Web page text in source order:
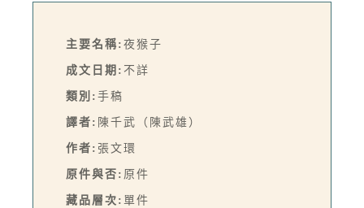
主要名稱: 夜猴子
成文日期: 不詳
類別: 手稿
譯者: 陳千武（陳武雄）
作者: 張文環
原件與否: 原件
藏品層次: 單件